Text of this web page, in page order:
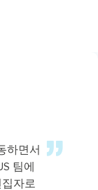
하면서
팀에
자로